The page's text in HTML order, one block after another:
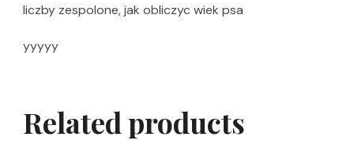
liczby zespolone, jak obliczyc wiek psa
yyyyy
Related products